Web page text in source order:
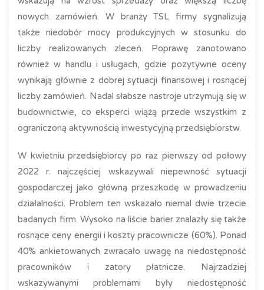
nowych zamówień. W branży TSL firmy sygnalizują
także niedobór mocy produkcyjnych w stosunku do
liczby realizowanych zleceń. Poprawę zanotowano
również w handlu i usługach, gdzie pozytywne oceny
wynikają głównie z dobrej sytuacji finansowej i rosnącej
liczby zamówień. Nadal słabsze nastroje utrzymują się w
budownictwie, co eksperci wiążą przede wszystkim z
ograniczoną aktywnością inwestycyjną przedsiębiorstw.
W kwietniu przedsiębiorcy po raz pierwszy od połowy
2022 r. najczęściej wskazywali niepewność sytuacji
gospodarczej jako główną przeszkodę w prowadzeniu
działalności. Problem ten wskazało niemal dwie trzecie
badanych firm. Wysoko na liście barier znalazły się także
rosnące ceny energii i koszty pracownicze (60%). Ponad
40% ankietowanych zwracało uwagę na niedostępność
pracowników i zatory płatnicze. Najrzadziej
wskazywanymi problemami były niedostępność